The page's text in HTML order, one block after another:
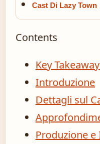
Cast Di Lazy Town
Contents
Key
Introduzione
Dettagli sul
Produzione